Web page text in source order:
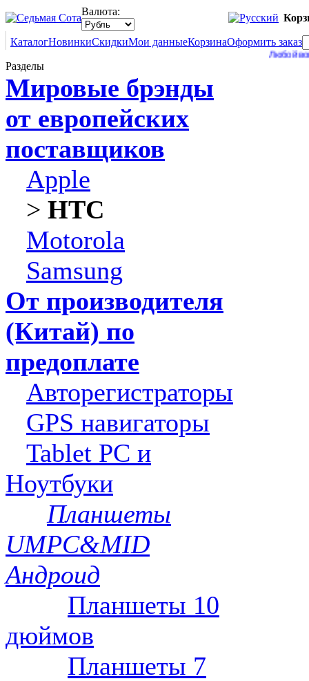
Валюта:
КаталогНовинкиСкидкиМои данныеКорзинаОформить заказ
Любой
Разделы
Мировые брэнды
от европейских
поставщиков
Apple
> HTC
Motorola
Samsung
От производителя
(Китай) по
предоплате
Авторегистраторы
GPS навигаторы
Tablet PC и
Ноутбуки
Планшеты
UMPC&MID
Андроид
Планшеты 10
дюймов
Планшеты 7